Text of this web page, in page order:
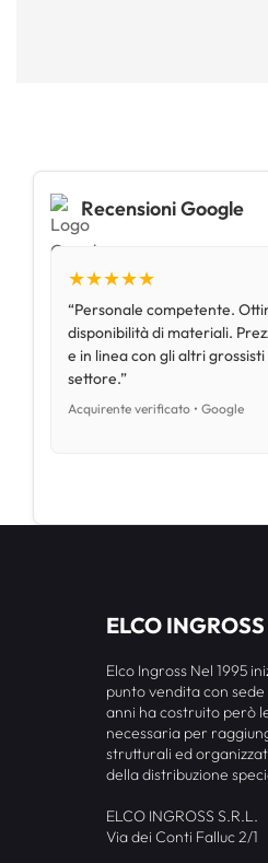
Recensioni Google
★★★★★
“Personale competente.
disponibilità di materiali.
e in linea con gli altri grossisti
settore.”
Acquirente verificato • Google
ELCO INGROSS
Elco Ingross Nel 1995
punto vendita con
anni ha costruito però
necessaria per
strutturali ed
della distribuzione
ELCO INGROSS S.R.L.
Via dei Conti Falluc 2/1